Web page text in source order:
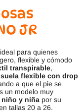
JR
para quienes
flexible y cómodo
transpirable,
suela flexible con drop
a que el pie se
un modelo muy
niño y niña por su
tallas 20 a 26.